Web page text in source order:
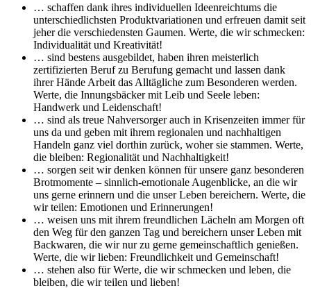
… schaffen dank ihres individuellen Ideenreichtums die
unterschiedlichsten Produktvariationen und erfreuen damit seit
jeher die verschiedensten Gaumen. Werte, die wir schmecken:
Individualität und Kreativität!
… sind bestens ausgebildet, haben ihren meisterlich
zertifizierten Beruf zu Berufung gemacht und lassen dank
ihrer Hände Arbeit das Alltägliche zum Besonderen werden.
Werte, die Innungsbäcker mit Leib und Seele leben:
Handwerk und Leidenschaft!
… sind als treue Nahversorger auch in Krisenzeiten immer für
uns da und geben mit ihrem regionalen und nachhaltigen
Handeln ganz viel dorthin zurück, woher sie stammen. Werte,
die bleiben: Regionalität und Nachhaltigkeit!
… sorgen seit wir denken können für unsere ganz besonderen
Brotmomente – sinnlich-emotionale Augenblicke, an die wir
uns gerne erinnern und die unser Leben bereichern. Werte, die
wir teilen: Emotionen und Erinnerungen!
… weisen uns mit ihrem freundlichen Lächeln am Morgen oft
den Weg für den ganzen Tag und bereichern unser Leben mit
Backwaren, die wir nur zu gerne gemeinschaftlich genießen.
Werte, die wir lieben: Freundlichkeit und Gemeinschaft!
… stehen also für Werte, die wir schmecken und leben, die
bleiben, die wir teilen und lieben!